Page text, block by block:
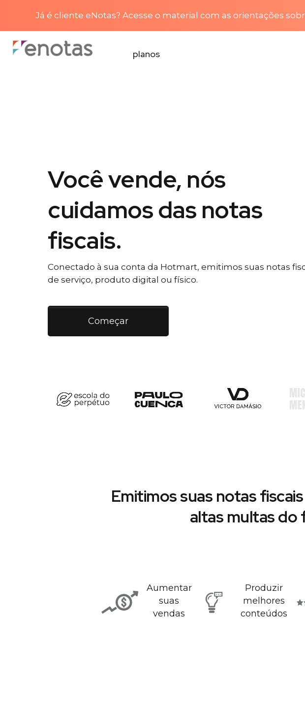
Já é cliente eNotas? Acesse o material com as orientações
planos
Você vende, nós
cuidamos das notas
fiscais.
Conectado à sua conta da Hotmart, emitimos suas notas
de serviço, produto digital ou físico.
Começar
Emitimos suas notas
altas multas do
Aumentar
suas
vendas
Produzir
melhores
conteúdos